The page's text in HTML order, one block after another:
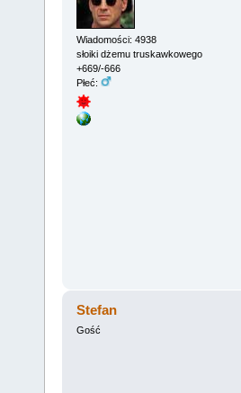
Wiadomości: 4938
słoiki dżemu truskawkowego
+669/-666
Płeć:
Stefan
Gość